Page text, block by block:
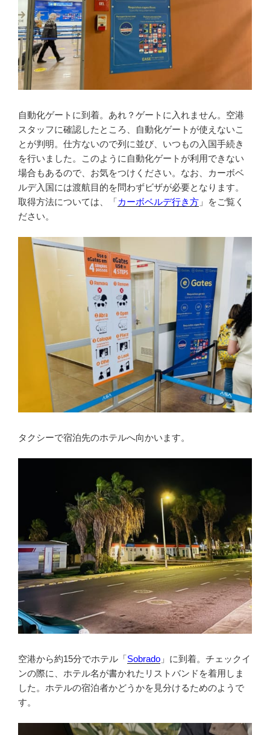
自動化ゲートに到着。あれ？ゲートに入れません。空港
スタッフに確認したところ、自動化ゲートが使えないこ
とが判明。仕方ないので列に並び、いつもの入国手続き
を行いました。このように自動化ゲートが利用できない
場合もあるので、お気をつけください。なお、カーボベ
ルデ入国には渡航目的を問わずビザが必要となります。
取得方法については、「カーボベルデ行き方 」をご覧く
ださい。
タクシーで宿泊先のホテルへ向かいます。
空港から約15分でホテル「Sobrado 」に到着。チェックイ
ンの際に、ホテル名が書かれたリストバンドを着用しま
した。ホテルの宿泊者かどうかを見分けるためのようで
す。